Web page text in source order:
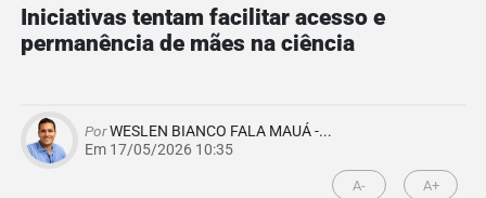
Iniciativas tentam facilitar acesso e
permanência de mães na ciência
PorWESLEN BIANCO FALA MAUÁ -...
Em 17/05/2026 10:35
A- A+